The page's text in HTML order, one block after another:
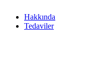
Hakkında
Tedaviler